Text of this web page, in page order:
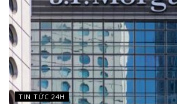
TIN TỨC 24H